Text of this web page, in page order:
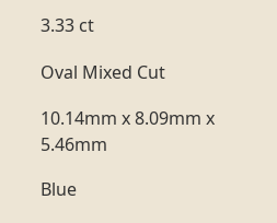
3.33 ct
Oval Mixed Cut
10.14mm x 8.09mm x
5.46mm
Blue